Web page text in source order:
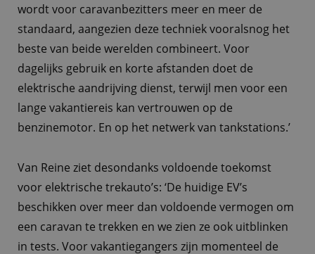
wordt voor caravanbezitters meer en meer de
standaard, aangezien deze techniek vooralsnog het
beste van beide werelden combineert. Voor
dagelijks gebruik en korte afstanden doet de
elektrische aandrijving dienst, terwijl men voor een
lange vakantiereis kan vertrouwen op de
benzinemotor. En op het netwerk van tankstations.’
Van Reine ziet desondanks voldoende toekomst
voor elektrische trekauto’s: ‘De huidige EV’s
beschikken over meer dan voldoende vermogen om
een caravan te trekken en we zien ze ook uitblinken
in tests. Voor vakantiegangers zijn momenteel de